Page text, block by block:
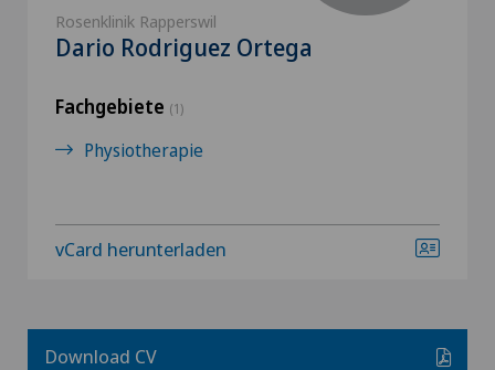
Rosenklinik Rapperswil
Dario Rodriguez Ortega
Fachgebiete (1)
Physiotherapie
vCard herunterladen
Download CV